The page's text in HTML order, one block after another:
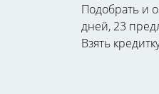
Подобрать и
дней, 23
Взять